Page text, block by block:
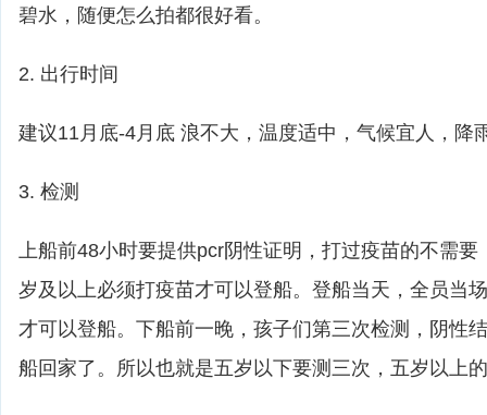
碧水，随便怎么拍都很好看。
2. 出行时间
建议11月底-4月底 浪不大，温度适中，气候宜人，降
3. 检测
上船前48小时要提供pcr阴性证明，打过疫苗的不需要
岁及以上必须打疫苗才可以登船。登船当天，全员当
才可以登船。下船前一晚，孩子们第三次检测，阴性
船回家了。所以也就是五岁以下要测三次，五岁以上